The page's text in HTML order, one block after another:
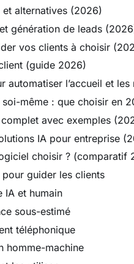
alternatives (2026)
génération de leads
vos clients à choisir
(guide 2026)
l’accueil et
même : que choisir en
avec exemples
IA pour entreprise
choisir ? (comparatif
guider les clients
IA et humain
sous-estimé
téléphonique
homme-machine